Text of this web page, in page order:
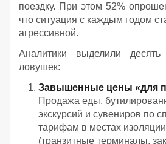
поездку. При этом 52%
что ситуация с каждым годом
агрессивной.
Аналитики выделили
ловушек:
Завышенные цены «для
Продажа еды,
экскурсий и сувениров по
тарифам в местах изоляции
(транзитные терминалы,